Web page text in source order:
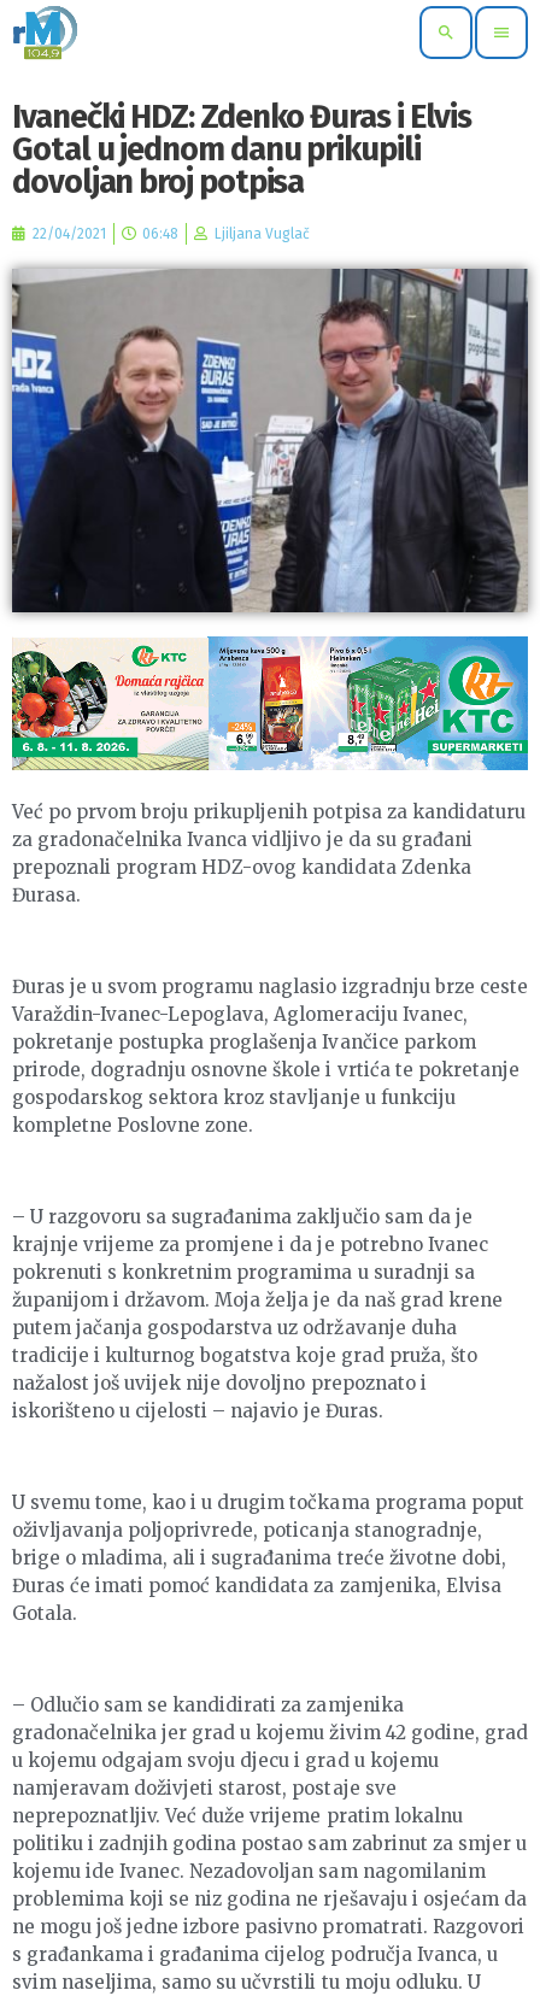
search menu
Ivanečki HDZ: Zdenko Đuras i Elvis
Gotal u jednom danu prikupili
dovoljan broj potpisa
22/04/2021 06:48 Ljiljana Vuglač
Već po prvom broju prikupljenih potpisa za kandidaturu
za gradonačelnika Ivanca vidljivo je da su građani
prepoznali program HDZ-ovog kandidata Zdenka
Đurasa.
Đuras je u svom programu naglasio izgradnju brze ceste
Varaždin-Ivanec-Lepoglava, Aglomeraciju Ivanec,
pokretanje postupka proglašenja Ivančice parkom
prirode, dogradnju osnovne škole i vrtića te pokretanje
gospodarskog sektora kroz stavljanje u funkciju
kompletne Poslovne zone.
– U razgovoru sa sugrađanima zaključio sam da je
krajnje vrijeme za promjene i da je potrebno Ivanec
pokrenuti s konkretnim programima u suradnji sa
županijom i državom. Moja želja je da naš grad krene
putem jačanja gospodarstva uz održavanje duha
tradicije i kulturnog bogatstva koje grad pruža, što
nažalost još uvijek nije dovoljno prepoznato i
iskorišteno u cijelosti – najavio je Đuras.
U svemu tome, kao i u drugim točkama programa poput
oživljavanja poljoprivrede, poticanja stanogradnje,
brige o mladima, ali i sugrađanima treće životne dobi,
Đuras će imati pomoć kandidata za zamjenika, Elvisa
Gotala.
– Odlučio sam se kandidirati za zamjenika
gradonačelnika jer grad u kojemu živim 42 godine, grad
u kojemu odgajam svoju djecu i grad u kojemu
namjeravam doživjeti starost, postaje sve
neprepoznatljiv. Već duže vrijeme pratim lokalnu
politiku i zadnjih godina postao sam zabrinut za smjer u
kojemu ide Ivanec. Nezadovoljan sam nagomilanim
problemima koji se niz godina ne rješavaju i osjećam da
ne mogu još jedne izbore pasivno promatrati. Razgovori
s građankama i građanima cijelog područja Ivanca, u
svim naseljima, samo su učvrstili tu moju odluku. U